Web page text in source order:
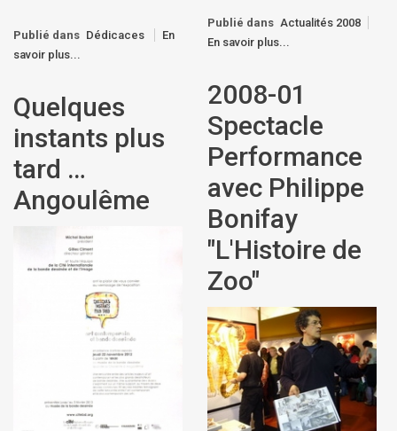
Publié dans Dédicaces
En
savoir plus...
Publié dans Actualités 2008
En savoir plus...
2008-01
Spectacle
Performance
avec Philippe
Bonifay
"L'Histoire de
Zoo"
Quelques
instants plus
tard …
Angoulême